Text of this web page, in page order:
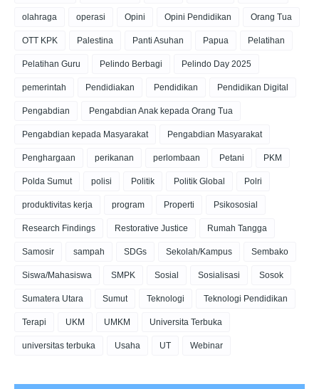
olahraga operasi Opini Opini Pendidikan Orang Tua
OTT KPK Palestina Panti Asuhan Papua Pelatihan
Pelatihan Guru Pelindo Berbagi Pelindo Day 2025
pemerintah Pendidiakan Pendidikan Pendidikan Digital
Pengabdian Pengabdian Anak kepada Orang Tua
Pengabdian kepada Masyarakat Pengabdian Masyarakat
Penghargaan perikanan perlombaan Petani PKM
Polda Sumut polisi Politik Politik Global Polri
produktivitas kerja program Properti Psikososial
Research Findings Restorative Justice Rumah Tangga
Samosir sampah SDGs Sekolah/Kampus Sembako
Siswa/Mahasiswa SMPK Sosial Sosialisasi Sosok
Sumatera Utara Sumut Teknologi Teknologi Pendidikan
Terapi UKM UMKM Universita Terbuka
universitas terbuka Usaha UT Webinar